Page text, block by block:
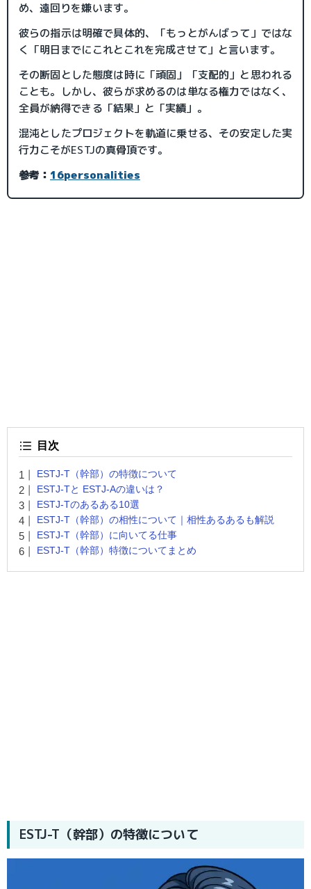
め、遠回りを嫌います。
彼らの指示は明確で具体的、「もっとがんばって」ではな
く「明日までにこれとこれを完成させて」と言います。
その断固とした態度は時に「頑固」「支配的」と思われる
ことも。しかし、彼らが求めるのは単なる権力ではなく、
全員が納得できる「結果」と「実績」。
混沌としたプロジェクトを軌道に乗せる、その安定した実
行力こそがESTJの真骨頂です。
参考： 16personalities
目次
ESTJ-T（幹部）の特徴について
ESTJ-Tと ESTJ-Aの違いは？
ESTJ-Tのあるある10選
ESTJ-T（幹部）の相性について｜相性あるあるも解説
ESTJ-T（幹部）に向いてる仕事
ESTJ-T（幹部）特徴についてまとめ
ESTJ-T（幹部）の特徴について